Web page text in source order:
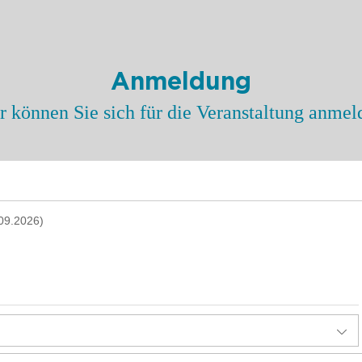
Anmeldung
können Sie sich für die Veranstaltung